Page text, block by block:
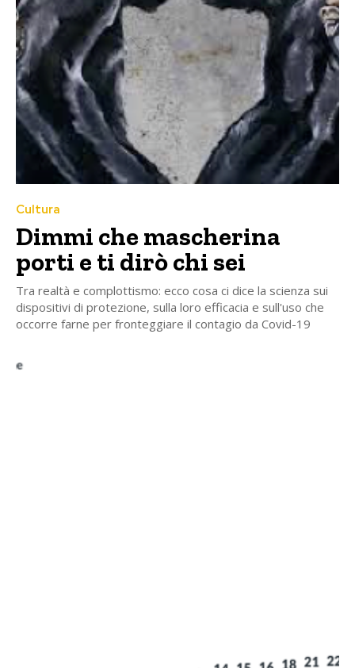
Cultura
Dimmi che mascherina
porti e ti dirò chi sei
Tra realtà e complottismo: ecco cosa ci dice la scienza sui
dispositivi di protezione, sulla loro efficacia e sull'uso che
occorre farne per fronteggiare il contagio da Covid-19